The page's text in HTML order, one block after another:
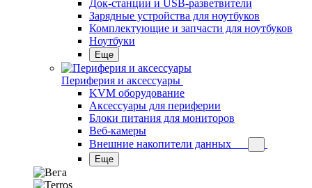
Док-станции и USB-разветвители
Зарядные устройства для ноутбуков
Комплектующие и запчасти для ноутбуков
Ноутбуки
Еще
Периферия и аксессуары
KVM оборудование
Аксессуары для периферии
Блоки питания для мониторов
Веб-камеры
Внешние накопители данных
Еще